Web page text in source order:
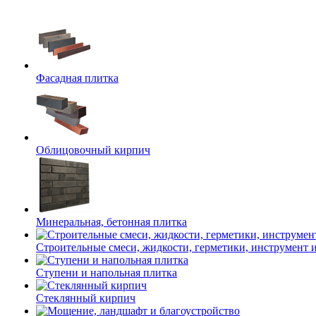
Фасадная плитка
Облицовочный кирпич
Минеральная, бетонная плитка
Строительные смеси, жидкости, герметики, инструмент
Ступени и напольная плитка
Cтеклянный кирпич